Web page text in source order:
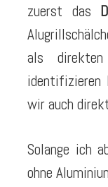
zuerst das
als direkten
identifizieren
wir auch
Solange ich
ohne